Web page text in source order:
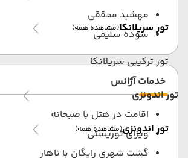
تور سریلانکا(مشاهده همه)
تور ترکیبی سریلانکا
تور اندونزی
تور اندونزی(مشاهده همه)
مهشید محققی
سوده سلیمی
خدمات آژانس
اقامت در هتل با صبحانه
ویزای توریستی
گشت شهری رایگان با ناهار